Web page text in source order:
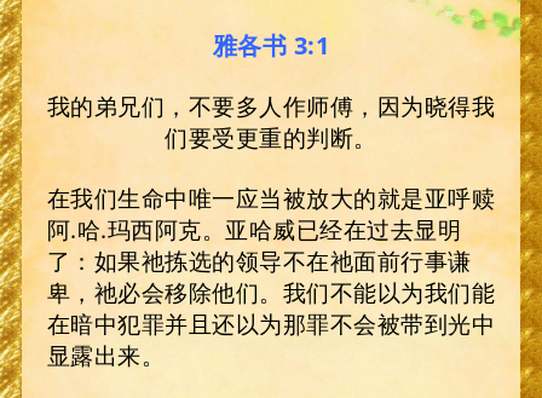
雅各书 3:1
我的弟兄们，不要多人作师傅，因为晓得我
们要受更重的判断。
在我们生命中唯一应当被放大的就是亚呼赎
阿.哈.玛西阿克。亚哈威已经在过去显明
了：如果祂拣选的领导不在祂面前行事谦
卑，祂必会移除他们。我们不能以为我们能
在暗中犯罪并且还以为那罪不会被带到光中
显露出来。